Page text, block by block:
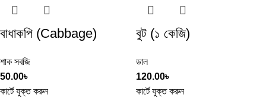
বাধাকপি (Cabbage)
শাক সবজি
50.00৳
কার্টে যুক্ত করুন
বুট (১ কেজি)
ডাল
120.00৳
কার্টে যুক্ত করুন